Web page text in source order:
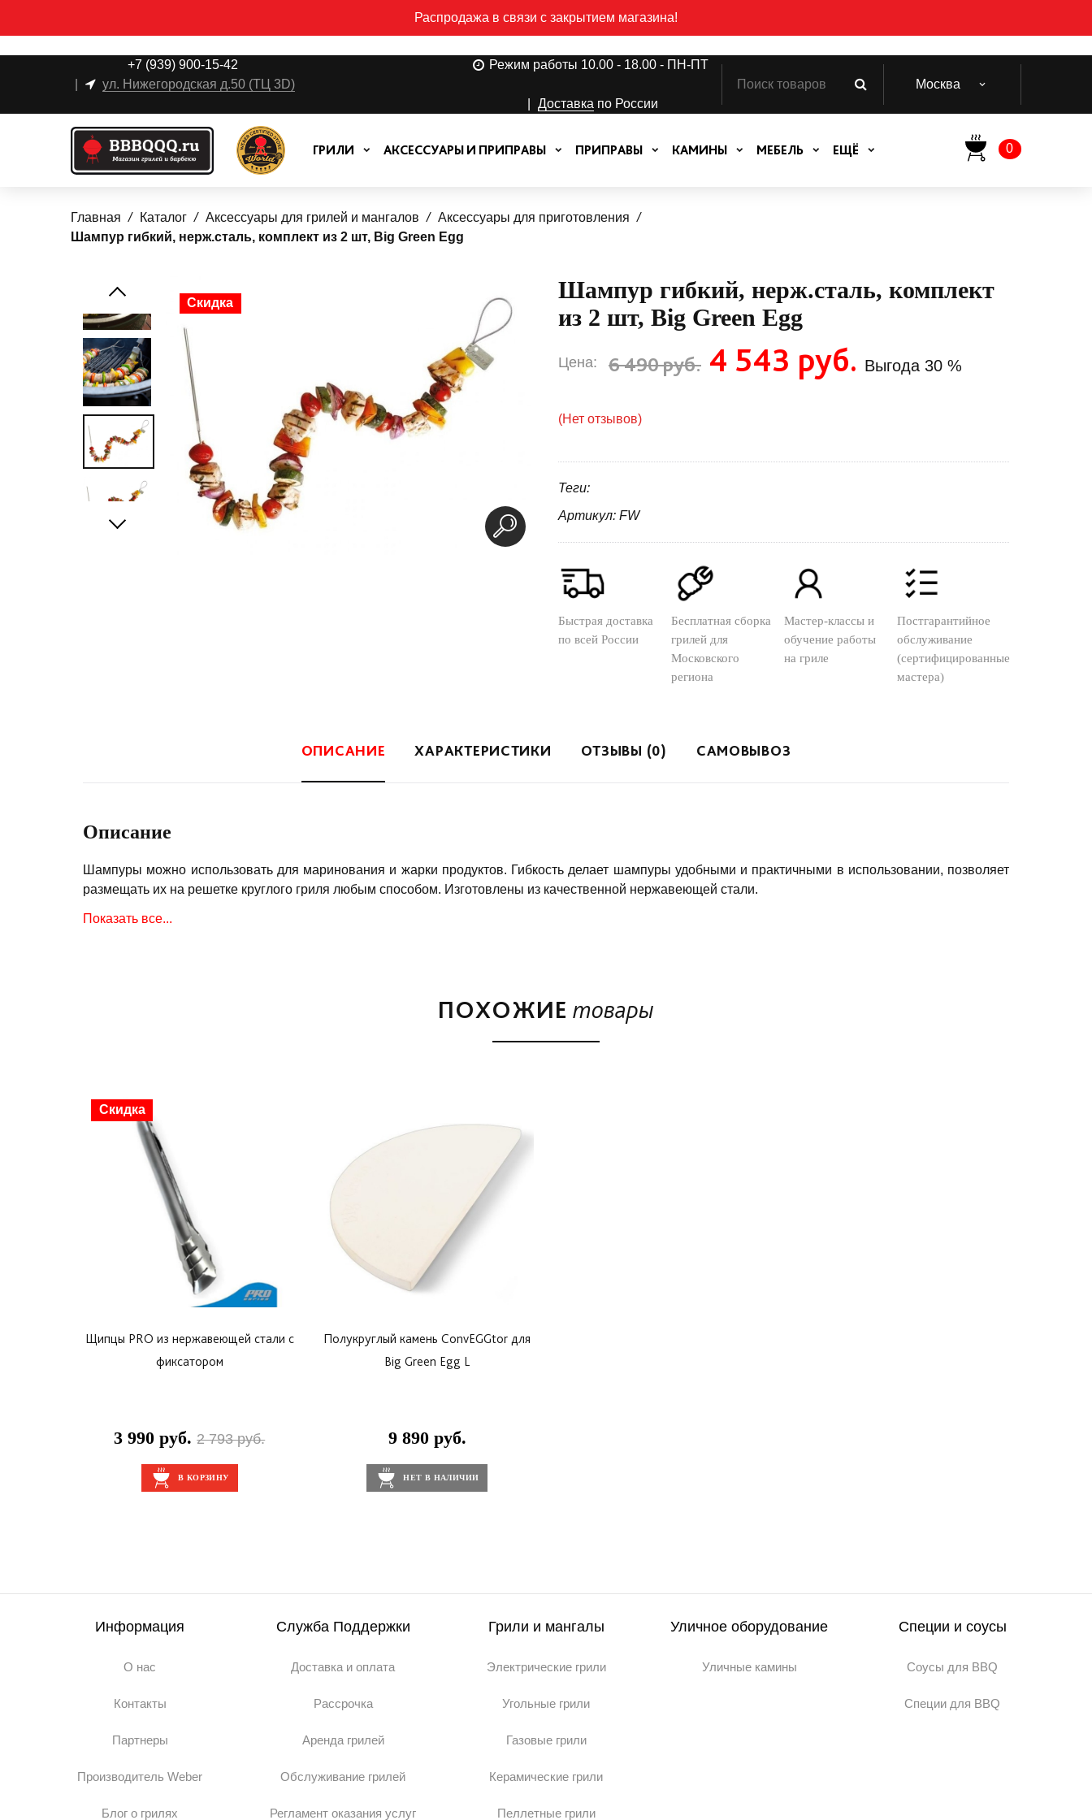
Распродажа в связи с закрытием магазина!
+7 (939) 900-15-42
ул. Нижегородская д.50 (ТЦ 3D)
Режим работы 10.00 - 18.00 - ПН-ПТ
Доставка по России
Москва
0
ГРИЛИ АКСЕССУАРЫ И ПРИПРАВЫ ПРИПРАВЫ КАМИНЫ МЕБЕЛЬ ЕЩЁ
Главная Каталог Аксессуары для грилей и мангалов
Аксессуары для приготовления
Шампур гибкий, нерж.сталь, комплект из 2 шт, Big Green Egg
Скидка
Скидка
Скидка
Скидка
Скидка
Шампур гибкий, нерж.сталь, комплект
из 2 шт, Big Green Egg
Цена: 6 490 руб. 4 543 руб. Выгода 30 %
(Нет отзывов)
Теги:
Артикул: FW
Быстрая доставка
по всей России
Бесплатная сборка
грилей для
Московского
региона
Мастер-классы и
обучение работы
на гриле
Постгарантийное
обслуживание
(сертифицированные
мастера)
ОПИСАНИЕ ХАРАКТЕРИСТИКИ ОТЗЫВЫ (0) САМОВЫВОЗ
Описание
Шампуры можно использовать для маринования и жарки продуктов. Гибкость делает шампуры удобными и практичными в использовании, позволяет
размещать их на решетке круглого гриля любым способом. Изготовлены из качественной нержавеющей стали.
В комплекте 2 шт.
Показать все...
ПОХОЖИЕ товары
Скидка
Щипцы PRO из нержавеющей стали c
фиксатором
3 990 руб.2 793 руб.
В КОРЗИНУ
Полукруглый камень ConvEGGtor для
Big Green Egg L
9 890 руб.
НЕТ В НАЛИЧИИ
Информация
О нас
Контакты
Партнеры
Производитель Weber
Блог о грилях
Служба Поддержки
Доставка и оплата
Рассрочка
Аренда грилей
Обслуживание грилей
Регламент оказания услуг
Грили и мангалы
Электрические грили
Угольные грили
Газовые грили
Керамические грили
Пеллетные грили
Уличное оборудование
Уличные камины
Специи и соусы
Соусы для BBQ
Специи для BBQ